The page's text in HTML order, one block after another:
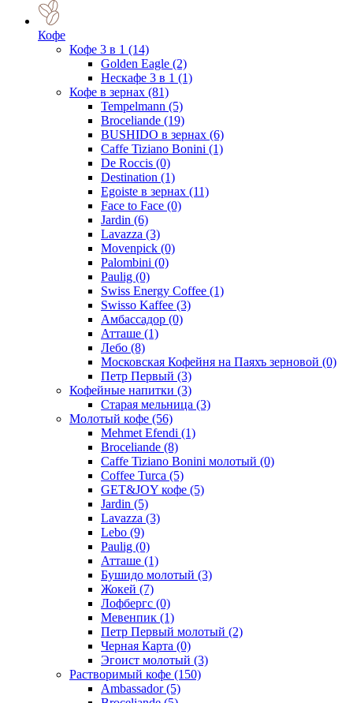
Кофе
Кофе 3 в 1 (14)
Golden Eagle (2)
Нескафе 3 в 1 (1)
Кофе в зернах (81)
Tempelmann (5)
Broceliande (19)
BUSHIDO в зернах (6)
Caffe Tiziano Bonini (1)
De Roccis (0)
Destination (1)
Egoiste в зернах (11)
Face to Face (0)
Jardin (6)
Lavazza (3)
Movenpick (0)
Palombini (0)
Paulig (0)
Swiss Energy Coffee (1)
Swisso Kaffee (3)
Амбассадор (0)
Атташе (1)
Лебо (8)
Московская Кофейня на Паяхъ зерновой (0)
Петр Первый (3)
Кофейные напитки (3)
Старая мельница (3)
Молотый кофе (56)
Mehmet Efendi (1)
Broceliande (8)
Caffe Tiziano Bonini молотый (0)
Coffee Turca (5)
GET&JOY кофе (5)
Jardin (5)
Lavazza (3)
Lebo (9)
Paulig (0)
Атташе (1)
Бушидо молотый (3)
Жокей (7)
Лофбергс (0)
Мевенпик (1)
Петр Первый молотый (2)
Черная Карта (0)
Эгоист молотый (3)
Растворимый кофе (150)
Ambassador(5)